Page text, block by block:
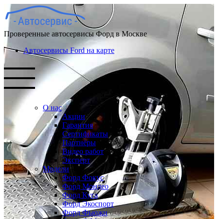
Проверенные автосервисы Форд в Москве
Автосервисы Ford на карте
О нас
Акции
Гарантия
Сертификаты
Партнёры
Видео работ
Эксперт
Модели
Форд Фокус
Форд Мондео
Форд Куга
Форд Экоспорт
Форд Фьюжн